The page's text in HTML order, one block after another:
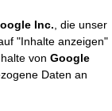
Inc. , die unser
"Inhalte anzeigen"
von Google
Daten an